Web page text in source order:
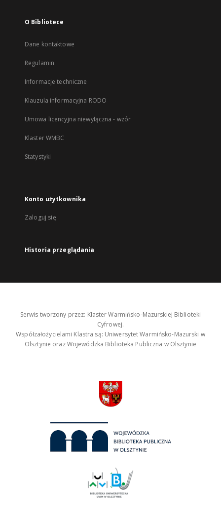
O Bibliotece
Dane kontaktowe
Regulamin
Informacje techniczne
Klauzula informacyjna RODO
Umowa licencyjna niewyłączna - wzór
Klaster WMBC
Statystyki
Konto użytkownika
Zaloguj się
Historia przeglądania
Serwis tworzony przez: Klaster Warmińsko-Mazurskiej Biblioteki
Cyfrowej.
Współzałożycielami Klastra są: Uniwersytet Warmińsko-Mazurski w
Olsztynie oraz Wojewódzka Biblioteka Publiczna w Olsztynie